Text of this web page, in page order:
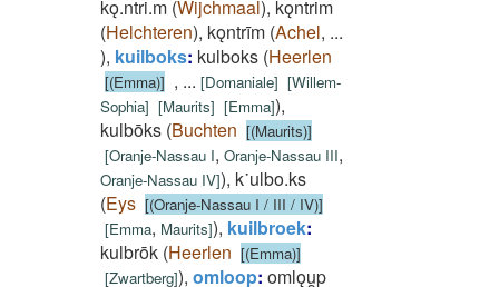
kǫ.ntri.m (Wijchmaal), kǫntrim
(Helchteren), kǫntrīm (Achel, ...
), kuilboks: kulboks (Heerlen
[(Emma)] , ... [Domaniale] [Willem-
Sophia] [Maurits] [Emma]),
kulbōks (Buchten [(Maurits)]
[Oranje-Nassau I, Oranje-Nassau III,
Oranje-Nassau IV]), k˙ulbo.ks
(Eys [(Oranje-Nassau I / III / IV)]
[Emma, Maurits]), kuilbroek:
kulbrōk (Heerlen [(Emma)]
[Zwartberg]), omloop: omlǫu̯p